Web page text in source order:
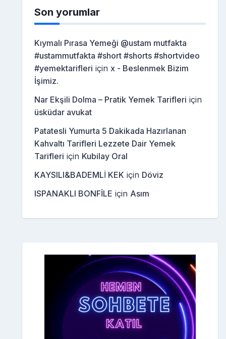
Son yorumlar
Kıymalı Pırasa Yemeği @ustam mutfakta
#ustammutfakta #short #shorts #shortvideo
#yemektarifleri için x - Beslenmek Bizim
İşimiz.
Nar Ekşili Dolma – Pratik Yemek Tarifleri için
üsküdar avukat
Patatesli Yumurta 5 Dakikada Hazırlanan
Kahvaltı Tarifleri Lezzete Dair Yemek
Tarifleri için Kubilay Oral
KAYSILI&BADEMLİ KEK için Döviz
ISPANAKLI BONFİLE için Asım